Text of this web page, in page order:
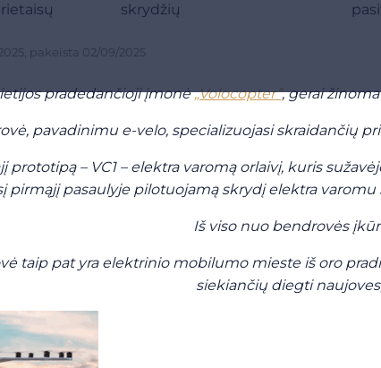
skrydžių
, pakeista 02/09/2025
pradedančioji įmonė„Volocopter”, gerai žinoma
pavadinimu e-velo, specializuojasi skraidančių
prototipą – VC1 – elektra varomą orlaivį, kuris
pirmąjį pasaulyje pilotuojamą skrydį elektra
Iš viso nuo bendrovės
taip pat yra elektrinio mobilumo mieste iš oro
siekiančių diegti